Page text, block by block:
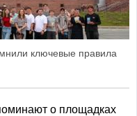
ключевые правила
о площадках